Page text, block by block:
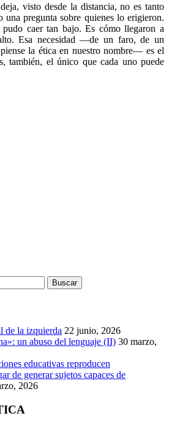
visto desde la distancia, no es tanto
una pregunta sobre quienes lo erigieron.
caer tan bajo. Es cómo llegaron a
Esa necesidad —de un faro, de un
la ética en nuestro nombre— es el
también, el único que cada uno puede
de la izquierda 22 junio, 2026
un abuso del lenguaje (II) 30 marzo,
educativas reproducen
de generar sujetos capaces de
2026